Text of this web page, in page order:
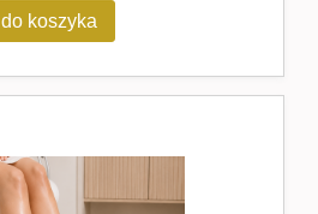
do koszyka